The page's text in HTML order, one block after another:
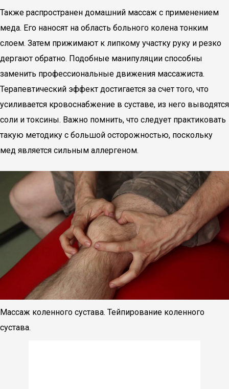
Также распространен домашний массаж с применением
меда. Его наносят на область больного колена тонким
слоем. Затем прижимают к липкому участку руку и резко
дергают обратно. Подобные манипуляции способны
заменить профессиональные движения массажиста.
Терапевтический эффект достигается за счет того, что
усиливается кровоснабжение в суставе, из него выводятся
соли и токсины. Важно помнить, что следует практиковать
такую методику с большой осторожностью, поскольку
мед является сильным аллергеном.
Массаж коленного сустава. Тейпирование коленного
сустава.